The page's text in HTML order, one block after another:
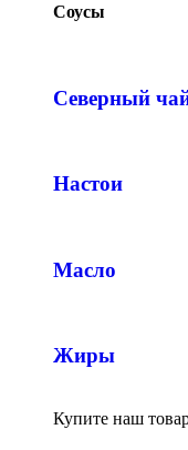
Соусы
Северный
Настои
Масло
Жиры
Купите наш